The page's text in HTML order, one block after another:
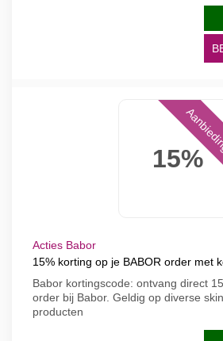
15%
Acties Babor
15% korting op je BABOR order met
Babor kortingscode: ontvang direct
order bij Babor. Geldig op diverse
producten